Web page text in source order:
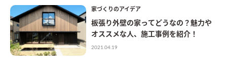
家づくりのアイデア
板張り外壁の家ってどうなの？魅力や
オススメな人、施工事例を紹介！
2021.04.19